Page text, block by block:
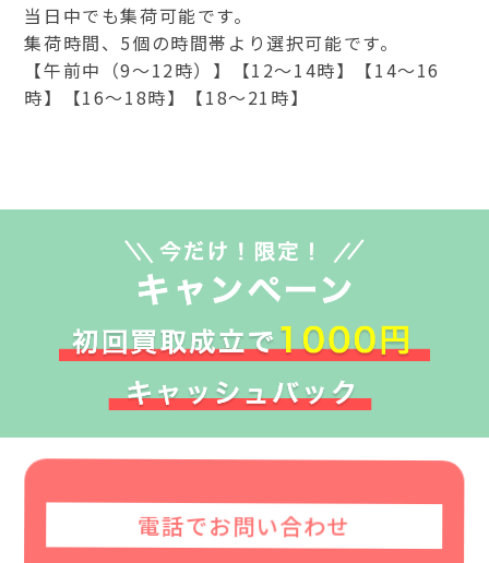
当日中でも集荷可能です。
集荷時間、5個の時間帯より選択可能です。
【午前中（9～12時）】【12～14時】【14～16
時】【16～18時】【18～21時】
電話でお問い合わせ